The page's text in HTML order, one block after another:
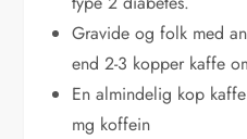
Gravide og folk med
end 2-3 kopper kaffe
En almindelig kop
mg koffein